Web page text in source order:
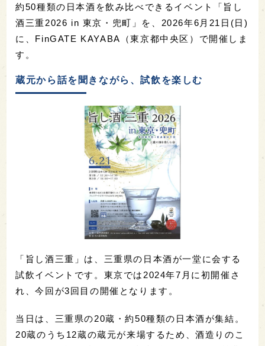
約50種類の日本酒を飲み比べできるイベント「旨し
酒三重2026 in 東京・兜町」を、2026年6月21日(日)
に、FinGATE KAYABA（東京都中央区）で開催しま
す。